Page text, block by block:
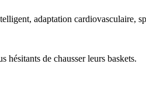
adaptation cardiovasculaire,
de chausser leurs baskets.